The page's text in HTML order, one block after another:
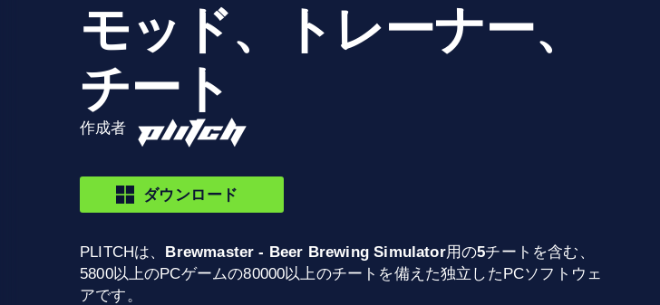
モッド、トレーナー、
チート
作成者
ダウンロード
PLITCHは、 Brewmaster - Beer Brewing Simulator用の5チートを含む、
5800以上のPCゲームの80000以上のチートを備えた独立したPCソフトウェ
アです。